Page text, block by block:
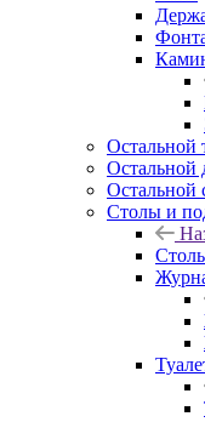
Остальной
Остальной
Остальной
Столы и